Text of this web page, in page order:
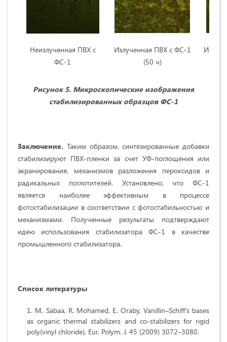
Неизлученная ПВХ с
ФС-1
Излученная ПВХ с ФС-1
(50 ч)
Рисунок 5. Микроскопические изображения
стабилизированных образцов ФС-1
Заключение. Таким образом, синтезированные добавки
стабилизируют ПВХ-пленки за счет УФ-поглощения или
экранирования, механизмов разложения пероксидов и
радикальных поглотителей. Установлено, что ФС-1
является наиболее эффективным в процессе
фотостабилизации в соответствии с фотостабильностью и
механизмами. Полученные результаты подтверждают
идею использования стабилизатора ФС-1 в качестве
промышленного стабилизатора.
Список литературы
M. Sabaa, R. Mohamed, E. Oraby, Vanillin–Schiff’s bases
as organic thermal stabilizers and co-stabilizers for rigid
poly(vinyl chloride), Eur. Polym. J. 45 (2009) 3072–3080.